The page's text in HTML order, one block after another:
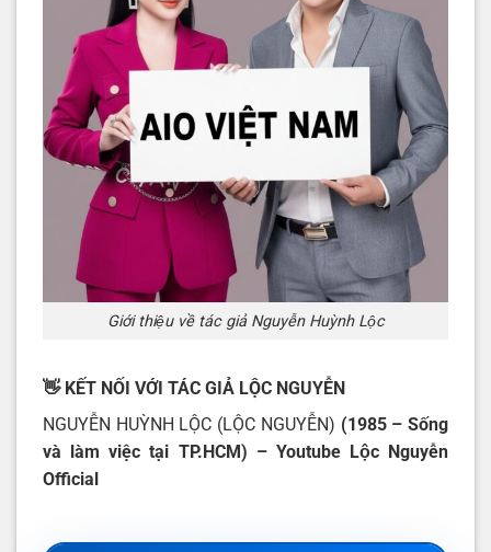
Giới thiệu về tác giả Nguyễn Huỳnh Lộc
👋 KẾT NỐI VỚI TÁC GIẢ LỘC NGUYỄN
NGUYỄN HUỲNH LỘC (LỘC NGUYỄN) (1985 – Sống
và làm việc tại TP.HCM) – Youtube Lộc Nguyễn
Official